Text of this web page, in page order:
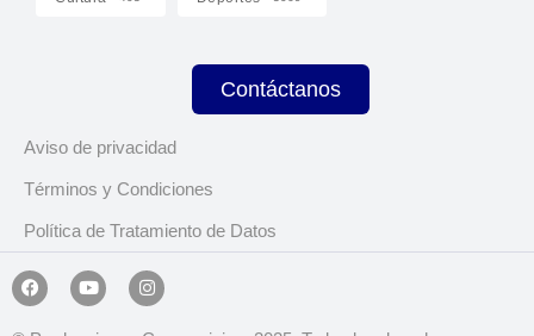
Contáctanos
Aviso de privacidad
Términos y Condiciones
Política de Tratamiento de Datos